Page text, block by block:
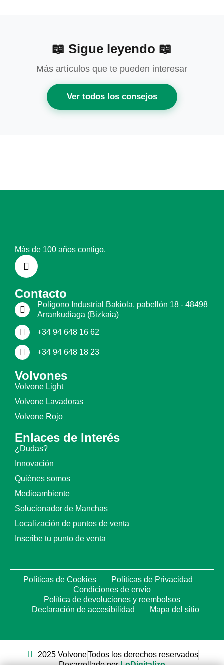
📖 Sigue leyendo 📖
Más artículos que te pueden interesar
Ver todos los consejos
Más de 100 años contigo.
Contacto
Polígono Industrial Bakiola, pabellón 18 - 48498
Arrankudiaga (Bizkaia)
+34 94 648 16 62
+34 94 648 18 23
Volvones
Volvone Light
Volvone Lavadoras
Volvone Rojo
Enlaces de Interés
¿Dudas?
Innovación
Quiénes somos
Medioambiente
Solucionador de Manchas
Localización de puntos de venta
Inscribe tu punto de venta
Políticas de Cookies
Políticas de Privacidad
Condiciones de envío
Política de devoluciones y reembolsos
Declaración de accesibilidad
Mapa del sitio
2025 VolvoneTodos los derechos reservados